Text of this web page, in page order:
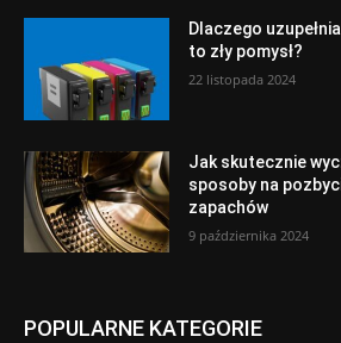
Dlaczego
to zły pomysł?
22 listopada 2024
Jak skutecznie
sposoby na
zapachów
9 października 2024
POPULARNE KATEGORIE